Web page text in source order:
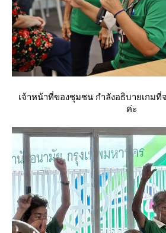
เจ้าหน้าที่ของชุมชน กำลังอธิบายเกมที่
ค่ะ